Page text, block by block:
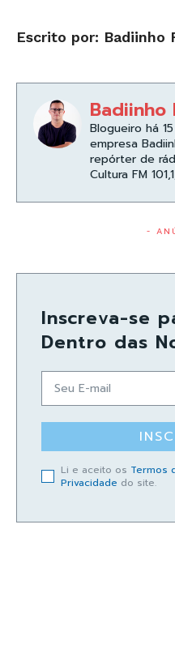
Escrito por: Badiinho
Badiinho
Blogueiro há
empresa
repórter de
Cultura FM
-
Inscreva-se
Dentro das
Li e aceito os Termos
Privacidade do site.